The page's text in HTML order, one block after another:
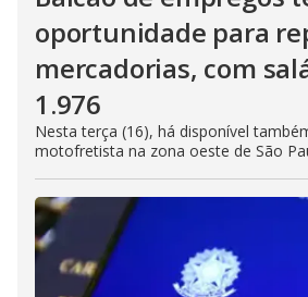
oportunidade para
mercadorias, com
1.976
Nesta terça (16), há disponível
motofretista na zona oeste de São